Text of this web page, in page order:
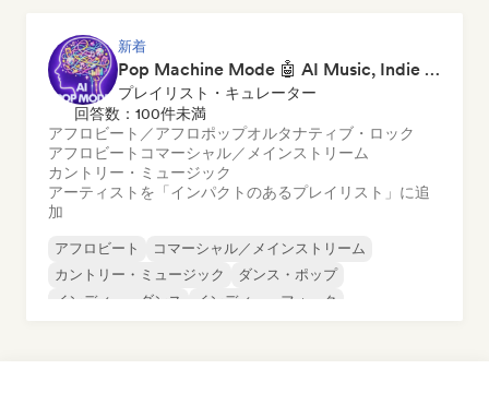
新着
Pop Machine Mode 🤖 AI Music, Indie Pop & Dream Pop
プレイリスト・キュレーター
回答数：100件未満
アフロビート／アフロポップオルタナティブ・ロック
アフロビート コマーシャル／メインストリーム
カントリー・ミュージック
アーティストを「インパクトのあるプレイリスト」に追
加
アフロビート
コマーシャル／メインストリーム
カントリー・ミュージック
ダンス・ポップ
インディー・ダンス
インディー・フォーク